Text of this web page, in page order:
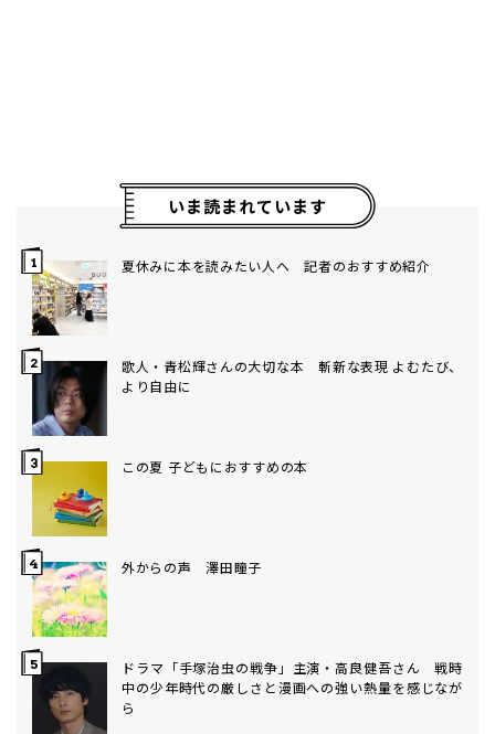
いま読まれています
夏休みに本を読みたい人へ 記者のおすすめ紹介
歌人・青松輝さんの大切な本 斬新な表現 よむたび、
より自由に
この夏 子どもにおすすめの本
外からの声 澤田瞳子
ドラマ「手塚治虫の戦争」主演・高良健吾さん 戦時
中の少年時代の厳しさと漫画への強い熱量を感じなが
ら